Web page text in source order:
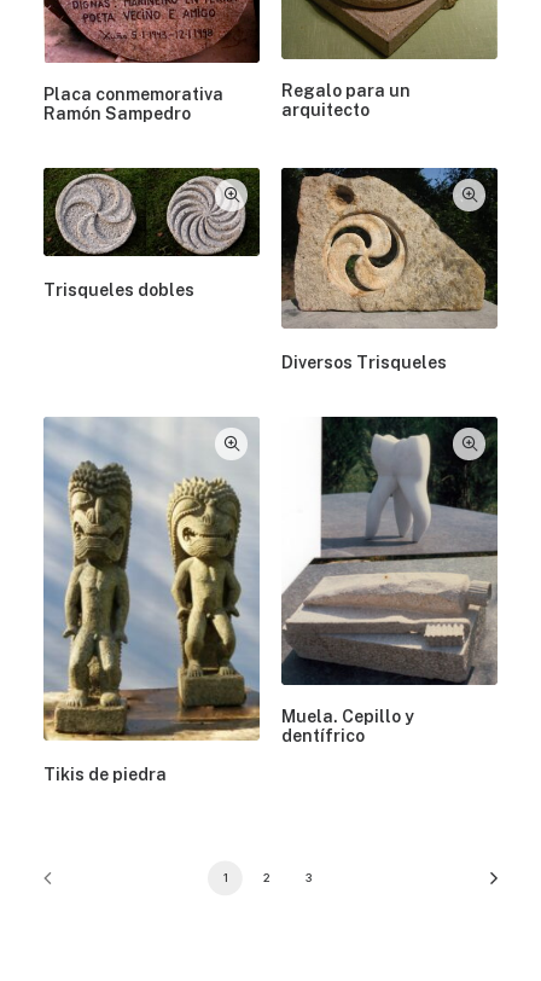
Placa conmemorativa
Ramón Sampedro
Regalo para un
arquitecto
Trisqueles dobles
Diversos Trisqueles
Tikis de piedra
Muela. Cepillo y
dentífrico
1 2 3